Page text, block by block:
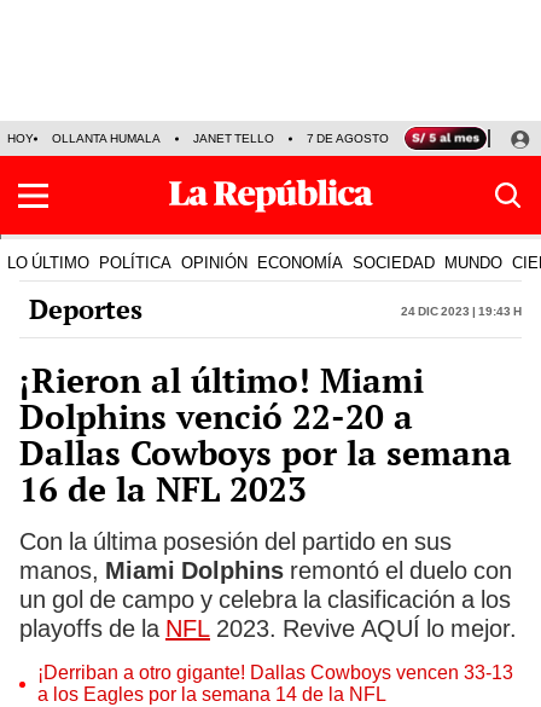
HOY OLLANTA HUMALA JANET TELLO 7 DE AGOSTO TINKA RESULTADOS
LO ÚLTIMO POLÍTICA OPINIÓN ECONOMÍA SOCIEDAD MUNDO
Deportes 24 Dic 2023 | 19:43 h
¡Rieron al último! Miami
Dolphins venció 22-20 a
Dallas Cowboys por la semana
16 de la NFL 2023
Con la última posesión del partido en sus
manos, Miami Dolphins remontó el duelo con
un gol de campo y celebra la clasificación a los
playoffs de la NFL 2023. Revive AQUÍ lo mejor.
¡Derriban a otro gigante! Dallas Cowboys vencen 33-13
a los Eagles por la semana 14 de la NFL